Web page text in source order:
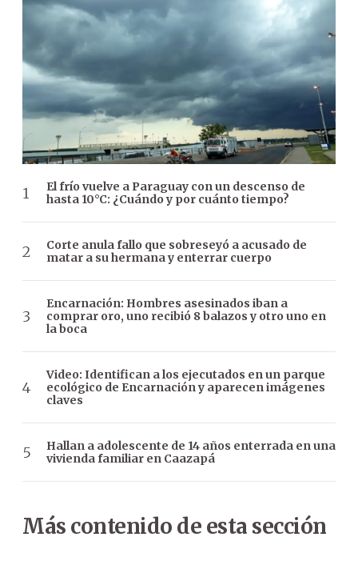
El frío vuelve a Paraguay con un descenso de
hasta 10°C: ¿Cuándo y por cuánto tiempo?
Corte anula fallo que sobreseyó a acusado de
matar a su hermana y enterrar cuerpo
Encarnación: Hombres asesinados iban a
comprar oro, uno recibió 8 balazos y otro uno en
la boca
Video: Identifican a los ejecutados en un parque
ecológico de Encarnación y aparecen imágenes
claves
Hallan a adolescente de 14 años enterrada en una
vivienda familiar en Caazapá
Más contenido de esta sección